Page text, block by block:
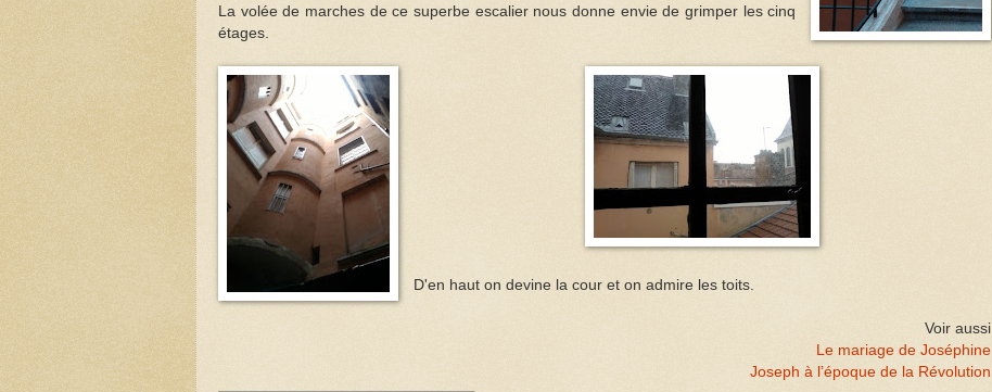
La volée de marches de ce superbe escalier nous donne envie de grimper les cinq
étages.
D'en haut on devine la cour et on admire les toits.
Voir aussi
Le mariage de Joséphine
Joseph à l’époque de la Révolution